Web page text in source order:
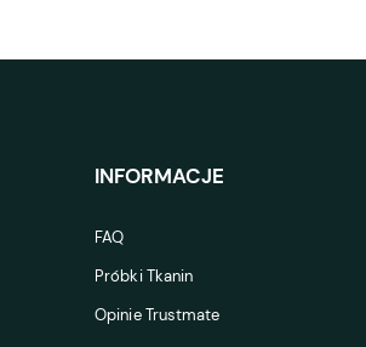
INFORMACJE
FAQ
Próbki Tkanin
Opinie Trustmate